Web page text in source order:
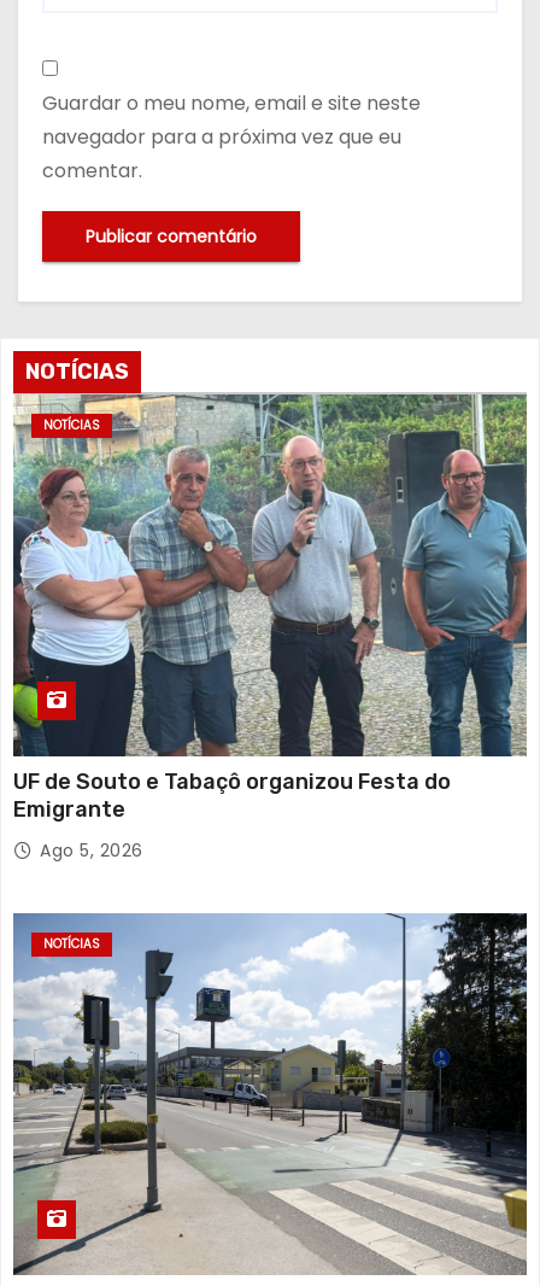
Guardar o meu nome, email e site neste
navegador para a próxima vez que eu
comentar.
NOTÍCIAS
NOTÍCIAS
UF de Souto e Tabaçô organizou Festa do
Emigrante
Ago 5, 2026
NOTÍCIAS